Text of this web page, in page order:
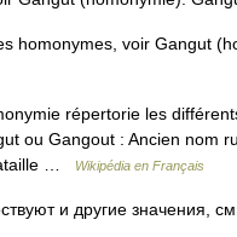
homonymes, voir Gangut
répertorie les
ou Gangout : Ancien nom
…
Wikipédia en Français
и другие значения,